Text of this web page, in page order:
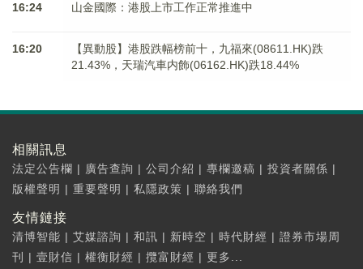
16:24 山金國際：港股上市工作正常推進中
16:20
【異動股】港股跌幅榜前十，九福來(08611.HK)跌
21.43%，天瑞汽車内飾(06162.HK)跌18.44%
相關訊息
法定公告欄 | 廣告查詢 | 公司介紹 | 專欄邀稿 | 投資者關係 |
版權聲明 | 重要聲明 | 私隱政策 | 聯絡我們
友情鏈接
清博智能 | 艾媒諮詢 | 和訊 | 新時空 | 時代財經 | 證券市場周
刊
| 壹財信 | 權衡財經 | 攬富財經 | 更多...